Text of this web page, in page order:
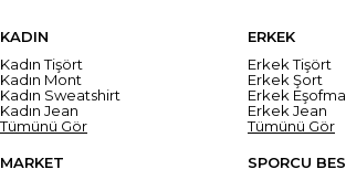
KADIN
Kadın Tişört
Kadın Mont
Kadın Sweatshirt
Kadın Jean
Tümünü Gör
ERKEK
Erkek Tişört
Erkek Şort
Erkek
Erkek Jean
Tümünü Gör
MARKET
SPORCU